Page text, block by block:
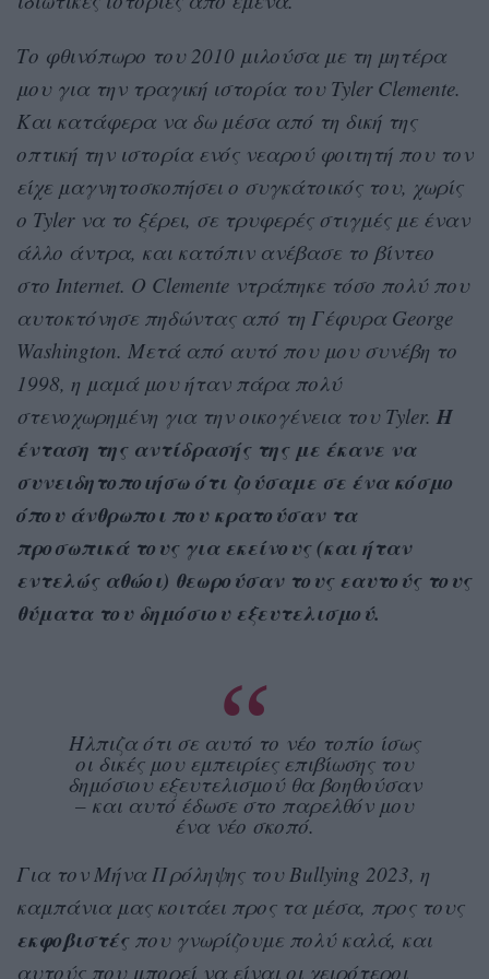
Το φθινόπωρο του 2010 μιλούσα με τη μητέρα
μου για την τραγική ιστορία του Tyler Clemente.
Και κατάφερα να δω μέσα από τη δική της
οπτική την ιστορία ενός νεαρού φοιτητή που τον
είχε μαγνητοσκοπήσει ο συγκάτοικός του, χωρίς
ο Tyler να το ξέρει, σε τρυφερές στιγμές με έναν
άλλο άντρα, και κατόπιν ανέβασε το βίντεο
στο Internet. O Clemente ντράπηκε τόσο πολύ που
αυτοκτόνησε πηδώντας από τη Γέφυρα George
Washington. Μετά από αυτό που μου συνέβη το
1998, η μαμά μου ήταν πάρα πολύ
στενοχωρημένη για την οικογένεια του Tyler. Η
ένταση της αντίδρασής της με έκανε να
συνειδητοποιήσω ότι ζούσαμε σε ένα κόσμο
όπου άνθρωποι που κρατούσαν τα
προσωπικά τους για εκείνους (και ήταν
εντελώς αθώοι) θεωρούσαν τους εαυτούς τους
θύματα του δημόσιου εξευτελισμού.
Ήλπιζα ότι σε αυτό το νέο τοπίο ίσως
οι δικές μου εμπειρίες επιβίωσης του
δημόσιου εξευτελισμού θα βοηθούσαν
– και αυτό έδωσε στο παρελθόν μου
ένα νέο σκοπό.
Για τον Μήνα Πρόληψης του Bullying 2023, η
καμπάνια μας κοιτάει προς τα μέσα, προς τους
εκφοβιστέςπου γνωρίζουμε πολύ καλά, και
αυτούς που μπορεί να είναι οι χειρότεροι